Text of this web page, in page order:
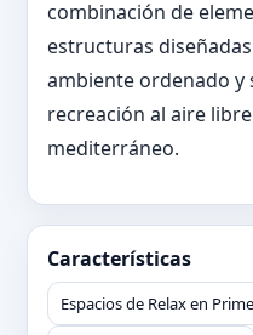
combinación de
estructuras
ambiente ordenado y
recreación al aire
mediterráneo.
Características
Espacios de Relax en